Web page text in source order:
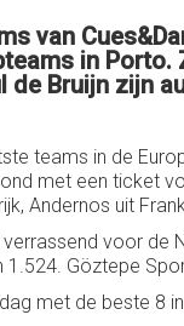
van
in
de Bruijn zijn
teams in de
met een ticket
Andernos uit
voor de
1.524. Göztepe
met de beste 8